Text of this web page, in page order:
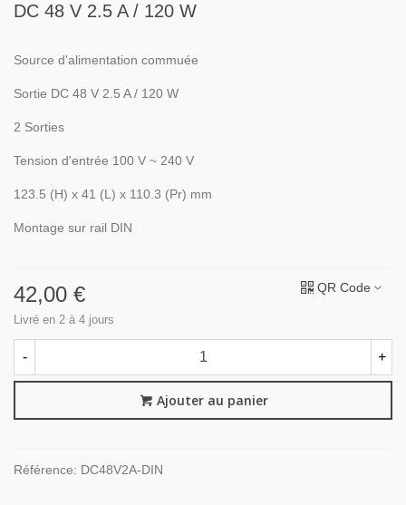
DC 48 V 2.5 A / 120 W
Source d'alimentation commuée
Sortie DC 48 V 2.5 A / 120 W
2 Sorties
Tension d'entrée 100 V ~ 240 V
123.5 (H) x 41 (L) x 110.3 (Pr) mm
Montage sur rail DIN
42,00 €
Livré en 2 à 4 jours
QR Code
- +
Ajouter au panier
Référence: DC48V2A-DIN